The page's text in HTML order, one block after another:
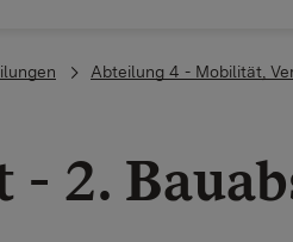
Abteilung 4 - Mobilität,
- 2.